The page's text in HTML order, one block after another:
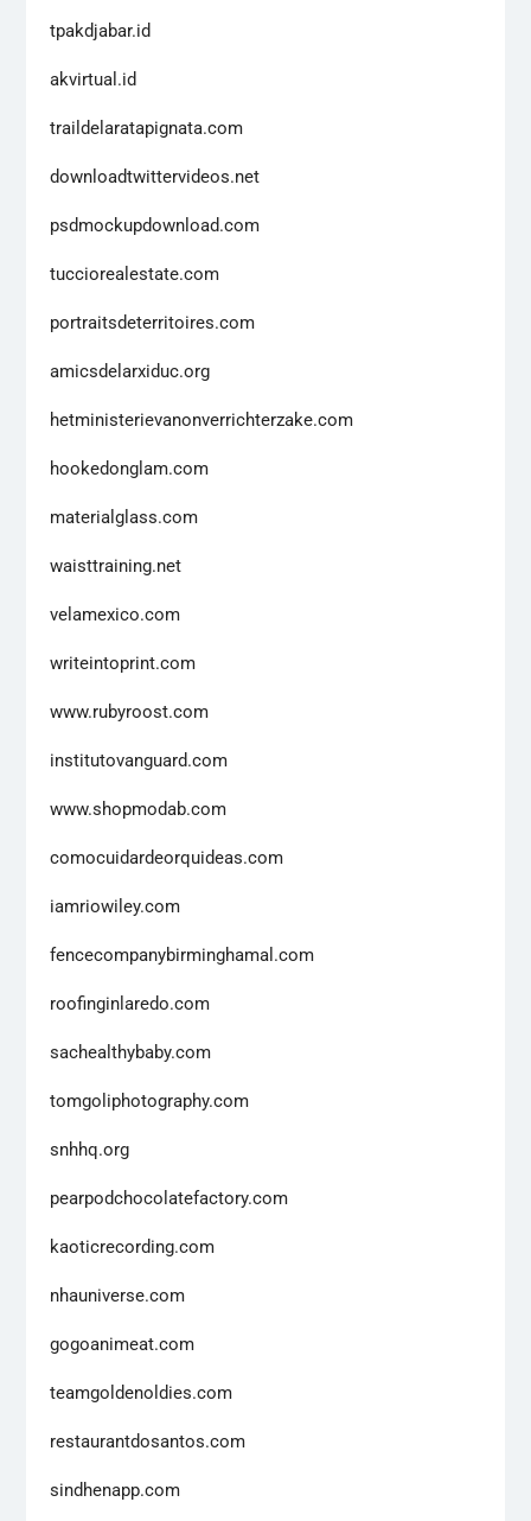
tpakdjabar.id
akvirtual.id
traildelaratapignata.com
downloadtwittervideos.net
psdmockupdownload.com
tucciorealestate.com
portraitsdeterritoires.com
amicsdelarxiduc.org
hetministerievanonverrichterzake.com
hookedonglam.com
materialglass.com
waisttraining.net
velamexico.com
writeintoprint.com
www.rubyroost.com
institutovanguard.com
www.shopmodab.com
comocuidardeorquideas.com
iamriowiley.com
fencecompanybirminghamal.com
roofinginlaredo.com
sachealthybaby.com
tomgoliphotography.com
snhhq.org
pearpodchocolatefactory.com
kaoticrecording.com
nhauniverse.com
gogoanimeat.com
teamgoldenoldies.com
restaurantdosantos.com
sindhenapp.com